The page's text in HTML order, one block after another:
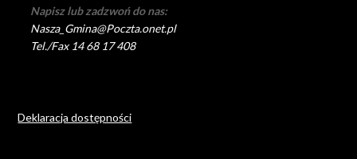
Napisz lub zadzwoń do nas:
Nasza_Gmina@Poczta.onet.pl
Tel./Fax 14 68 17 408
Deklaracja dostępności